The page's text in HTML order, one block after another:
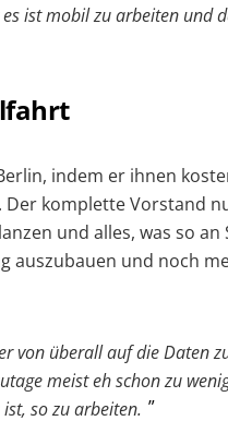
ist mobil zu arbeiten und
indem er ihnen
Der komplette Vorstand
und alles, was so
auszubauen und noch
von überall auf die Daten
meist eh schon zu
so zu arbeiten.